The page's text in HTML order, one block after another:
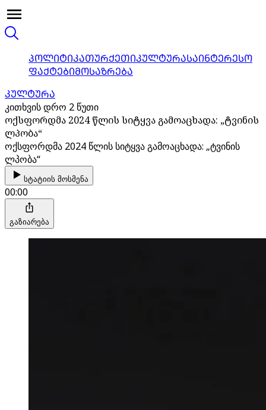
ᲞᲝᲚᲘᲢᲘᲙᲐᲗᲣᲠᲥᲔᲗᲘᲙᲣᲚᲢᲣᲠᲐᲡᲐᲘᲜᲢᲔᲠᲔᲡᲝ
ᲤᲐᲥᲢᲔᲑᲘᲛᲝᲡᲐᲖᲠᲔᲑᲐ
ᲙᲣᲚᲢᲣᲠᲐ
კითხვის დრო 2 წუთი
ოქსფორდმა 2024 წლის სიტყვა გამოაცხადა: „ტვინის
ლპობა“
ოქსფორდმა 2024 წლის სიტყვა გამოაცხადა: „ტვინის
ლპობა“
სტატიის მოსმენა
00:00
გაზიარება